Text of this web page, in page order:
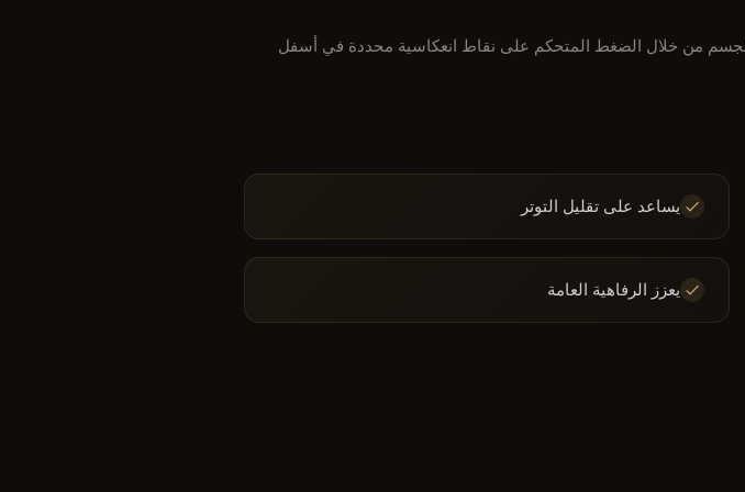
من خلال الضغط المتحكم على نقاط انعكاسية محددة في أسفل
يساعد على تقليل التوتر
يعزز الرفاهية العامة